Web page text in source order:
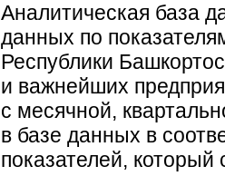
Аналитическая база
данных по
Республики
и важнейших
с месячной,
в базе данных в
показателей, который